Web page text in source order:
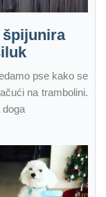
špijunira
pse kako se
na trambolini.
doga